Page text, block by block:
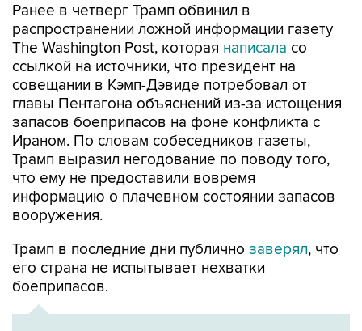
Ранее в четверг Трамп обвинил в
распространении ложной информации газету
The Washington Post, которая написала со
ссылкой на источники, что президент на
совещании в Кэмп-Дэвиде потребовал от
главы Пентагона объяснений из-за истощения
запасов боеприпасов на фоне конфликта с
Ираном. По словам собеседников газеты,
Трамп выразил негодование по поводу того,
что ему не предоставили вовремя
информацию о плачевном состоянии запасов
вооружения.
Трамп в последние дни публично заверял, что
его страна не испытывает нехватки
боеприпасов.